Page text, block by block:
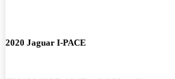
2020 Jaguar I-PACE